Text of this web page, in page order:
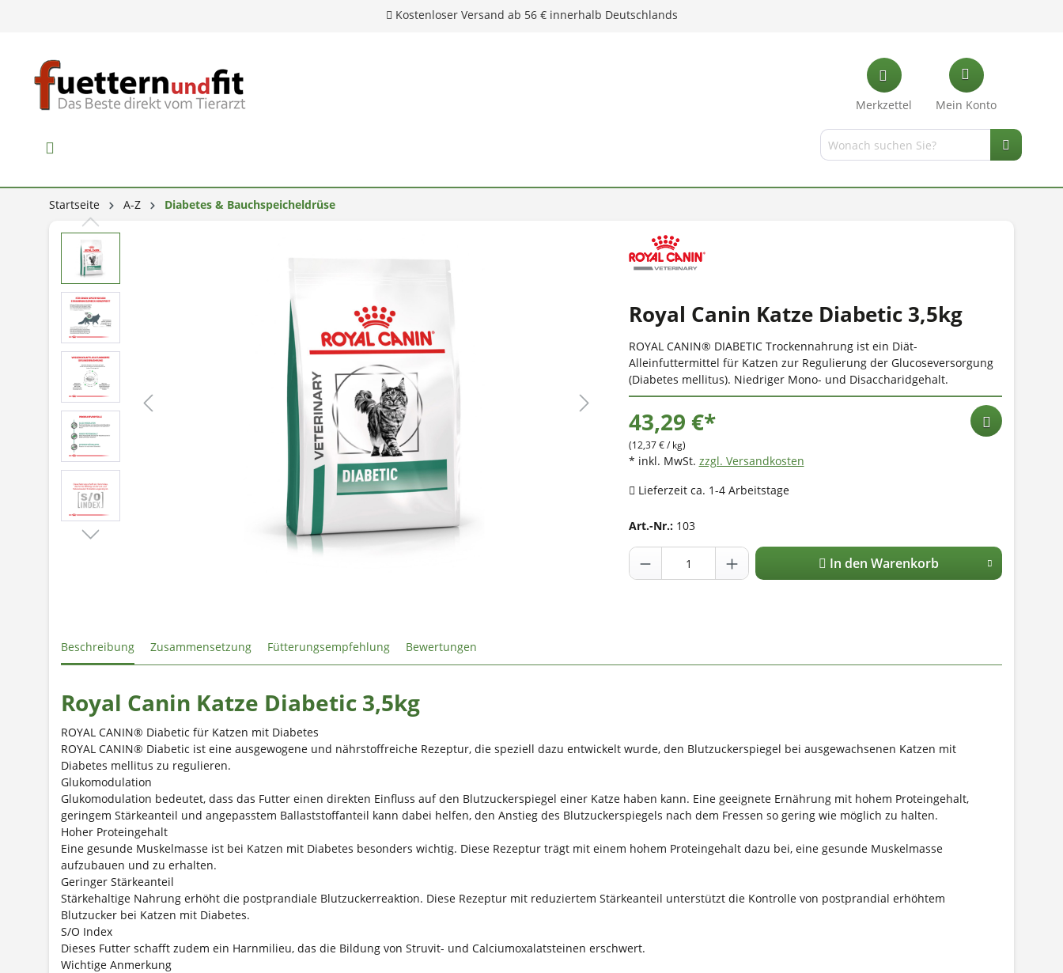
Merkzettel Mein Konto
Startseite A-Z Diabetes & Bauchspeicheldrüse
Royal Canin Katze Diabetic 3,5kg
ROYAL CANIN® DIABETIC Trockennahrung ist ein Diät-
Alleinfuttermittel für Katzen zur Regulierung der Glucoseversorgung
(Diabetes mellitus). Niedriger Mono- und Disaccharidgehalt.
43,29 €*
(12,37 € / kg)
* inkl. MwSt. zzgl. Versandkosten
Lieferzeit ca. 1-4 Arbeitstage
Art.-Nr.: 103
In den Warenkorb
Beschreibung Zusammensetzung Fütterungsempfehlung Bewertungen
Royal Canin Katze Diabetic 3,5kg
ROYAL CANIN® Diabetic für Katzen mit Diabetes
ROYAL CANIN® Diabetic ist eine ausgewogene und nährstoffreiche Rezeptur, die speziell dazu entwickelt wurde, den Blutzuckerspiegel bei ausgewachsenen Katzen mit
Diabetes mellitus zu regulieren.
Glukomodulation
Glukomodulation bedeutet, dass das Futter einen direkten Einfluss auf den Blutzuckerspiegel einer Katze haben kann. Eine geeignete Ernährung mit hohem Proteingehalt,
geringem Stärkeanteil und angepasstem Ballaststoffanteil kann dabei helfen, den Anstieg des Blutzuckerspiegels nach dem Fressen so gering wie möglich zu halten.
Hoher Proteingehalt
Eine gesunde Muskelmasse ist bei Katzen mit Diabetes besonders wichtig. Diese Rezeptur trägt mit einem hohem Proteingehalt dazu bei, eine gesunde Muskelmasse
aufzubauen und zu erhalten.
Geringer Stärkeanteil
Stärkehaltige Nahrung erhöht die postprandiale Blutzuckerreaktion. Diese Rezeptur mit reduziertem Stärkeanteil unterstützt die Kontrolle von postprandial erhöhtem
Blutzucker bei Katzen mit Diabetes.
S/O Index
Dieses Futter schafft zudem ein Harnmilieu, das die Bildung von Struvit- und Calciumoxalatsteinen erschwert.
Wichtige Anmerkung